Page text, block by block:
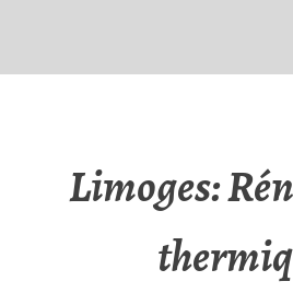
Limoges: